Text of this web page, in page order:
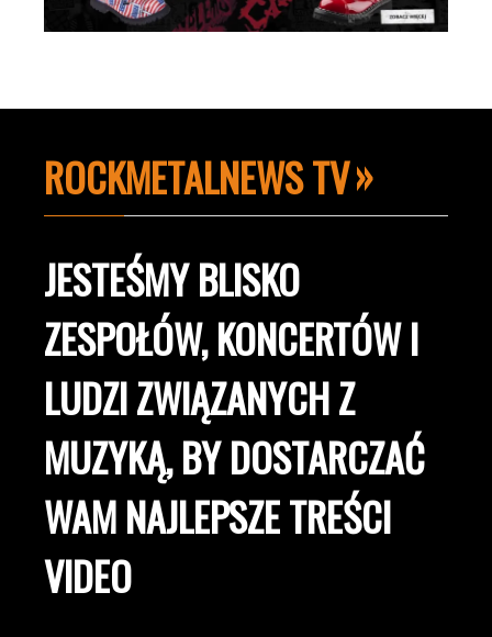
ROCKMETALNEWS TV
JESTEŚMY BLISKO
ZESPOŁÓW, KONCERTÓW I
LUDZI ZWIĄZANYCH Z
MUZYKĄ, BY DOSTARCZAĆ
WAM NAJLEPSZE TREŚCI
VIDEO